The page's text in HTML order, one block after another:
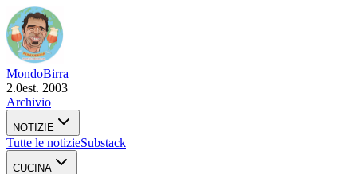
MondoBirra
2.0est. 2003
Archivio
NOTIZIE
Tutte le notizieSubstack
CUCINA